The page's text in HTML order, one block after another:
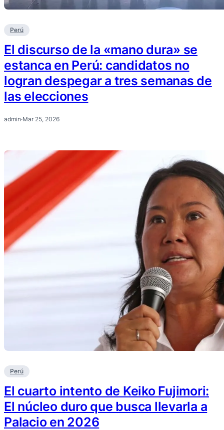
Perú
El discurso de la «mano dura» se
estanca en Perú: candidatos no
logran despegar a tres semanas de
las elecciones
admin·Mar 25, 2026
Perú
El cuarto intento de Keiko Fujimori:
El núcleo duro que busca llevarla a
Palacio en 2026